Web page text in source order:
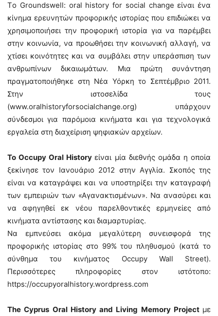
Τo Groundswell: oral history for social change είναι ένα
κίνημα ερευνητών προφορικής ιστορίας που επιδιώκει να
χρησιμοποιήσει την προφορική ιστορία για να παρέμβει
στην κοινωνία, να προωθήσει την κοινωνική αλλαγή, να
χτίσει κοινότητες και να συμβάλει στην υπεράσπιση των
ανθρωπίνων δικαιωμάτων. Μια πρώτη συνάντηση
πραγματοποιήθηκε στη Νέα Υόρκη το Σεπτέμβριο 2011.
Στην ιστοσελίδα τους
(www.oralhistoryforsocialchange.org) υπάρχουν
σύνδεσμοι για παρόμοια κινήματα και για τεχνολογικά
εργαλεία στη διαχείριση ψηφιακών αρχείων.
Το Occupy Oral Historyείναι μία διεθνής ομάδα η οποία
ξεκίνησε τον Ιανουάριο 2012 στην Αγγλία. Σκοπός της
είναι να καταγράψει και να υποστηρίξει την καταγραφή
των εμπειριών των «Αγανακτισμένων». Να ανασύρει και
να αφηγηθεί εκ νέου παρελθοντικές ερμηνείες από
κινήματα αντίστασης και διαμαρτυρίας.
Να εμπνεύσει ακόμα μεγαλύτερη συνεισφορά της
προφορικής ιστορίας στο 99% του πληθυσμού (κατά το
σύνθημα του κινήματος Occupy Wall Street).
Περισσότερες πληροφορίες στον ιστότοπο:
https://occupyoralhistory.wordpress.com
The Cyprus Oral History and Living Memory Project με